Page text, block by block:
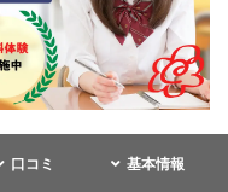
口コミ 基本情報